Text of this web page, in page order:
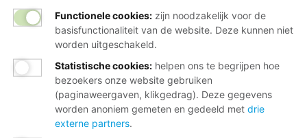
Functionele cookies: zijn noodzakelijk voor de
basisfunctionaliteit van de website. Deze kunnen niet
worden uitgeschakeld.
Statistische cookies: helpen ons te begrijpen hoe
bezoekers onze website gebruiken
(paginaweergaven, klikgedrag). Deze gegevens
worden anoniem gemeten en gedeeld met drie
externe partners.